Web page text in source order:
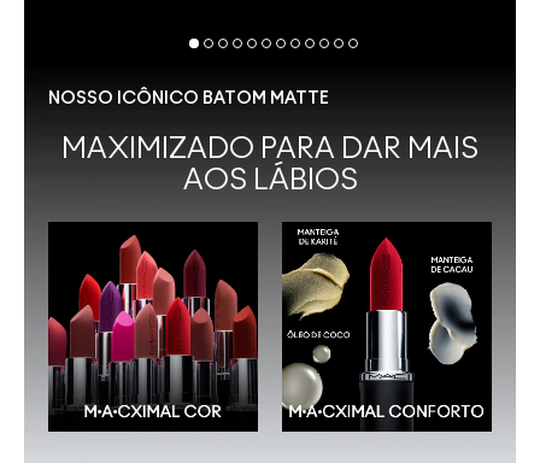
NOSSO ICÔNICO BATOM MATTE
MAXIMIZADO PARA DAR MAIS
AOS LÁBIOS